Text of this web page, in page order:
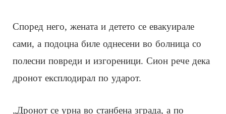
Според него, жената и детето се евакуирале
сами, а подоцна биле однесени во болница со
полесни повреди и изгореници. Сион рече дека
дронот експлодирал по ударот.
„Дронот се урна во станбена зграда, а по